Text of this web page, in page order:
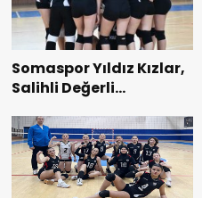
Somaspor Yıldız Kızlar,
Salihli Değerli
Mağlup Oldu